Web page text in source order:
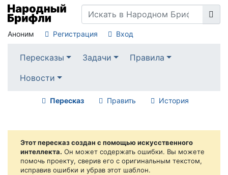
Аноним Регистрация Вход
Пересказы Задачи
Правила
Новости
Пересказ Править История
Этот пересказ создан с помощью искусственного
интеллекта. Он может содержать ошибки. Вы можете
помочь проекту, сверив его с оригинальным текстом,
исправив ошибки и убрав этот шаблон.